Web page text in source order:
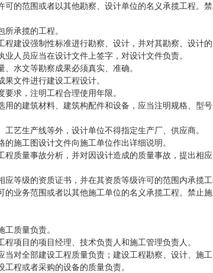
范围或者以其他勘察、设计单位的名义承揽工程。
承揽的工程。
设强制性标准进行勘察、设计，并对其勘察、设计的
员应当在设计文件上签字，对设计文件负责。
文等勘察成果必须真实、准确。
件进行建设工程设计。
求，注明工程合理使用年限。
建筑材料、建筑构配件和设备，应当注明规格、型号
生产线等外，设计单位不得指定生产厂、供应商。
工图设计文件向施工单位作出详细说明。
量事故分析，并对因设计造成的质量事故，提出相应
级的资质证书，并在其资质等级许可的范围内承揽工
务范围或者以其他施工单位的名义承揽工程。禁止
质量负责。
目的项目经理、技术负责人和施工管理负责人。
对全部建设工程质量负责；建设工程勘察、设计、施
程或者采购的设备的质量负责。